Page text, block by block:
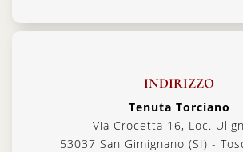
INDIRIZZO
Tenuta Torciano
Via Crocetta 16, Loc.
53037 San Gimignano (SI) -